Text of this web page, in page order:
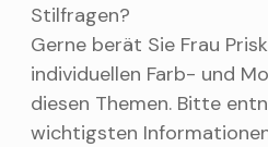
Stilfragen?
Gerne berät Sie Frau
individuellen Farb- und
diesen Themen. Bitte
wichtigsten